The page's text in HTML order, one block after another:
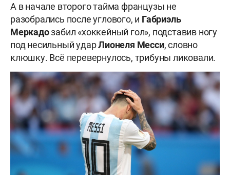
А в начале второго тайма французы не
разобрались после углового, и Габриэль
Меркадозабил «хоккейный гол», подставив ногу
под несильный ударЛионеля Месси, словно
клюшку. Всё перевернулось, трибуны ликовали.